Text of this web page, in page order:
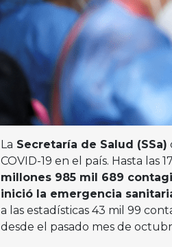
La Secretaría de Salud (SSa)
COVID-19 en el país. Hasta las
millones 985 mil 689
inició la emergencia
a las estadísticas 43 mil 99
desde el pasado mes de